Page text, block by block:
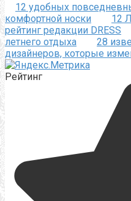
12 удобных
комфортной носки
12
рейтинг редакции DRESS
летнего отдыха
28
дизайнеров, которые
Рейтинг